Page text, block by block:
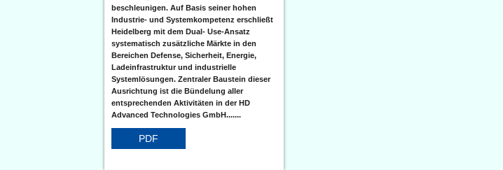
beschleunigen. Auf Basis seiner hohen
Industrie- und Systemkompetenz erschließt
Heidelberg mit dem Dual- Use-Ansatz
systematisch zusätzliche Märkte in den
Bereichen Defense, Sicherheit, Energie,
Ladeinfrastruktur und industrielle
Systemlösungen. Zentraler Baustein dieser
Ausrichtung ist die Bündelung aller
entsprechenden Aktivitäten in der HD
Advanced Technologies GmbH.......
PDF